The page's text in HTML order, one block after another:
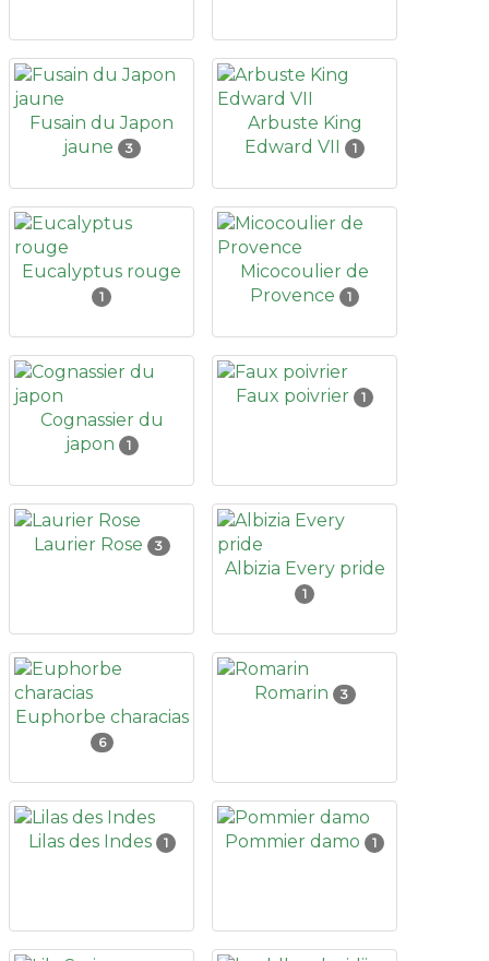
Fusain du Japon
jaune
3
Arbuste King
Edward VII
1
Eucalyptus rouge
1
Micocoulier de
Provence
1
Cognassier du
japon
1
Faux poivrier 1
Laurier Rose 3
Albizia Every pride
1
Euphorbe characias
6
Romarin 3
Lilas des Indes 1 Pommier damo 1